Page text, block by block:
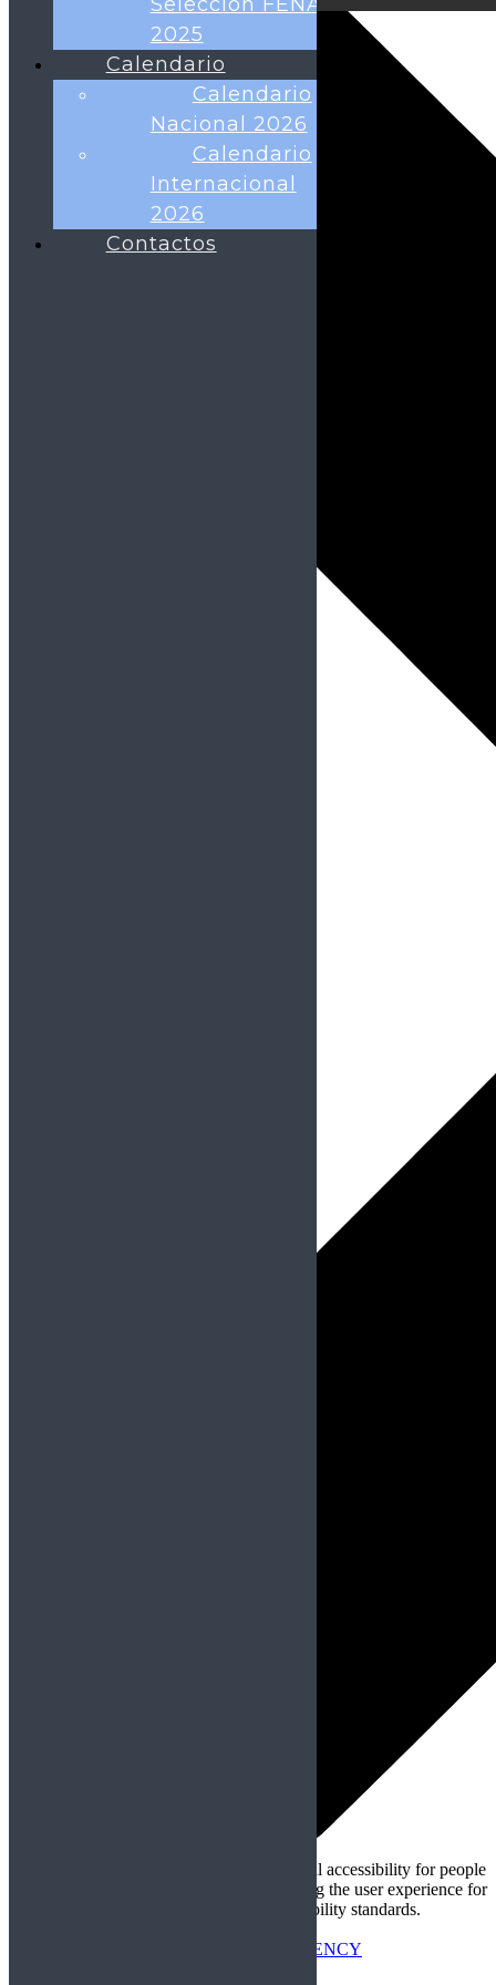
2025
Calendario
Calendario
Nacional 2026
Calendario
Internacional
2026
Contactos
This Website is committed to ensuring digital accessibility for people
with disabilitiesWe are continually improving the user experience for
everyone, and applying the relevant accessibility standards.
AGHAI MARKETING AGENCY